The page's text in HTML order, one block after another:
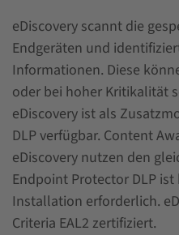
eDiscovery scannt die
Endgeräten und
Informationen. Diese
oder bei hoher Kritikalität
eDiscovery ist als
DLP verfügbar. Content
eDiscovery nutzen den
Endpoint Protector DLP
Installation erforderlich.
Criteria EAL2 zertifiziert.